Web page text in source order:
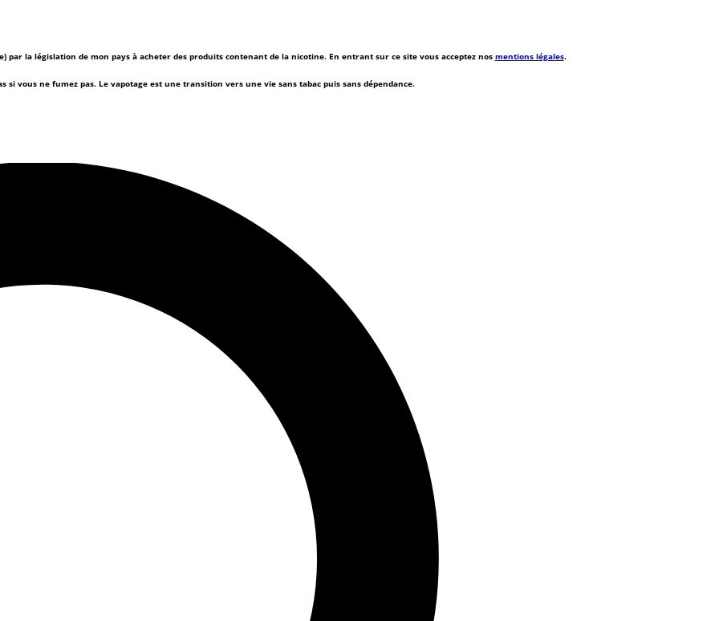
par la législation de mon pays à acheter des produits contenant de la nicotine. En entrant sur ce site vous acceptez nos mentions légales.
si vous ne fumez pas. Le vapotage est une transition vers une vie sans tabac puis sans dépendance.